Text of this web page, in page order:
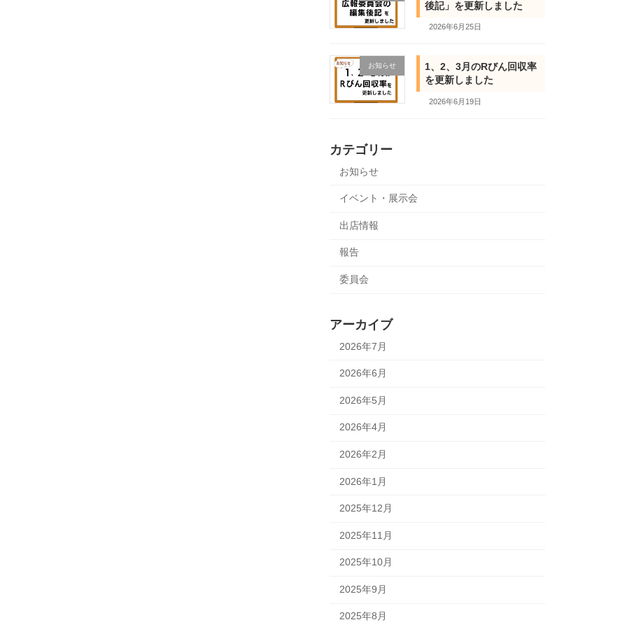
後記」を更新しました
2026年6月25日
お知らせ
1、2、3月のRびん回収率
を更新しました
2026年6月19日
カテゴリー
お知らせ
イベント・展示会
出店情報
報告
委員会
アーカイブ
2026年7月
2026年6月
2026年5月
2026年4月
2026年2月
2026年1月
2025年12月
2025年11月
2025年10月
2025年9月
2025年8月